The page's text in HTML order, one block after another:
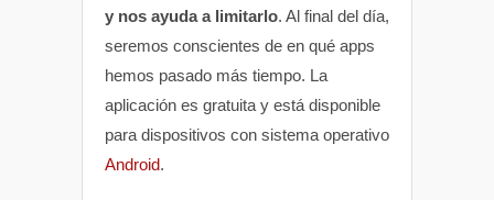
y nos ayuda a limitarlo. Al final del día,
seremos conscientes de en qué apps
hemos pasado más tiempo. La
aplicación es gratuita y está disponible
para dispositivos con sistema operativo
Android.